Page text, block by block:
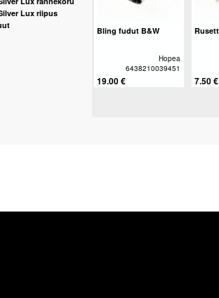
Lux riipus
Bling fudut B&W
Hopea
6438210039451
19.00 € 7.50 €